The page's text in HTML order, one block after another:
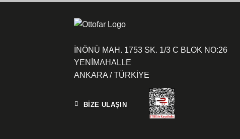
İNÖNÜ MAH. 1753 SK. 1/3 C BLOK NO:26
YENİMAHALLE
ANKARA / TÜRKİYE
BİZE ULAŞIN